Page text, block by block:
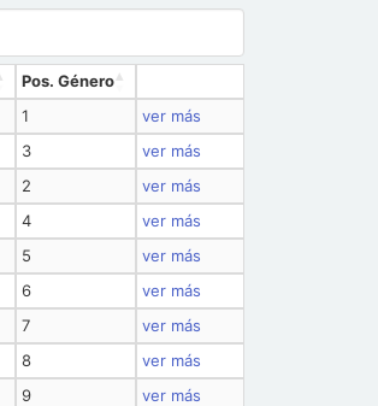
Pos. Género
1
ver más
3
ver más
2
ver más
4
ver más
5
ver más
6
ver más
7
ver más
8
ver más
9
ver más